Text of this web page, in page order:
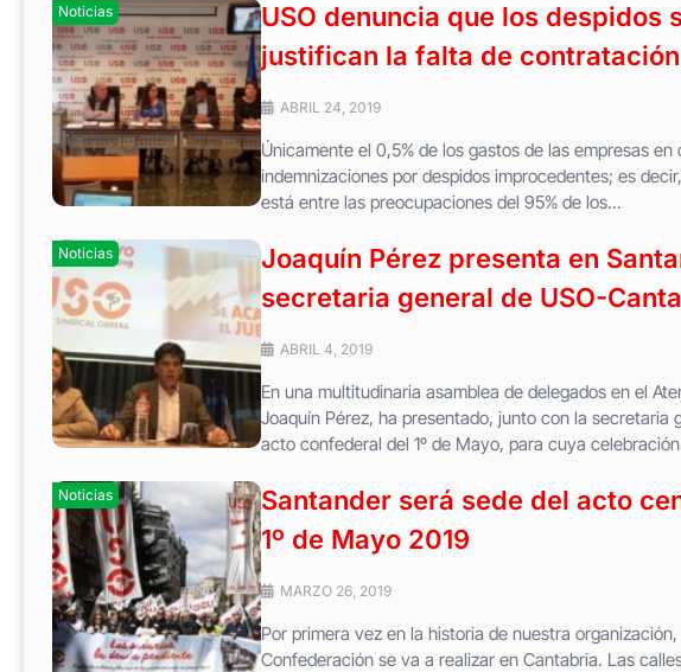
Noticias
USO denuncia que los despidos
justifican la falta de
ABRIL 24, 2019
Únicamente el 0,5% de los gastos de las empresas
indemnizaciones por despidos improcedentes; es
está entre las preocupaciones del 95% de los...
Noticias
Joaquín Pérez presenta en
secretaria general de USO-
ABRIL 4, 2019
En una multitudinaria asamblea de delegados en el
Joaquín Pérez, ha presentado, junto con la
acto confederal del 1º de Mayo, para cuya
Noticias
Santander será sede del acto
1º de Mayo 2019
MARZO 26, 2019
Por primera vez en la historia de nuestra
Confederación se va a realizar en Cantabria. Las